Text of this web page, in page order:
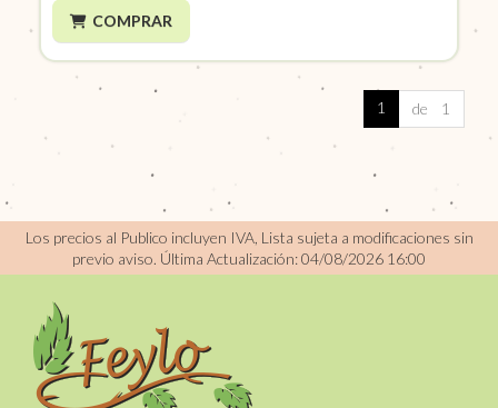
COMPRAR
1 de 1
Los precios al Publico incluyen IVA, Lista sujeta a modificaciones sin
previo aviso. Última Actualización: 04/08/2026 16:00